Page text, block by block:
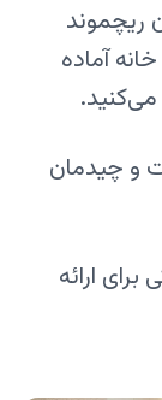
ریچموند
آماده
و چیدمان
ارائه